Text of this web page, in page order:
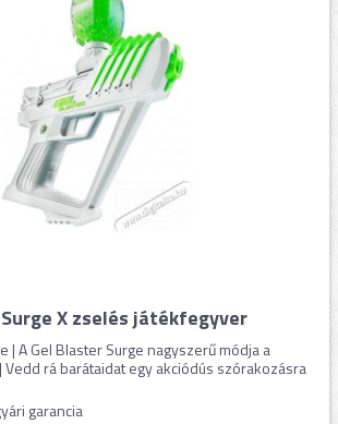
Surge X zselés játékfegyver
| A Gel Blaster Surge nagyszerű módja a
rá barátaidat egy akciódús szórakozásra
garancia